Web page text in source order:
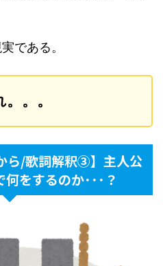
である。
。。
ら/歌詞解釈③】主人公
をするのか･･･？